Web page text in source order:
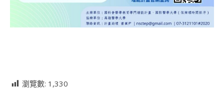
瀏覽數: 1,330